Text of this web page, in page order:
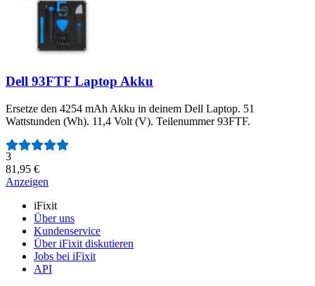
Dell 93FTF Laptop Akku
Ersetze den 4254 mAh Akku in deinem Dell Laptop. 51
Wattstunden (Wh). 11,4 Volt (V). Teilenummer 93FTF.
Anzahl der Bewertungen:
3
81,95 €
Anzeigen
iFixit
Über uns
Kundenservice
Über iFixit diskutieren
Jobs bei iFixit
API